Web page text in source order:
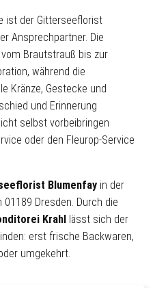
ist der Gitterseeflorist
Ansprechpartner. Die
Brautstrauß bis zur
während die
Kränze, Gestecke und
und Erinnerung
selbst vorbeibringen
oder den Fleurop-Service
Blumenfay in der
Dresden. Durch die
Krahl
lässt sich der
erst frische Backwaren,
umgekehrt.